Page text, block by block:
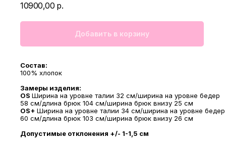
10900,00 р.
Добавить в корзину
Состав:
100% хлопок
Замеры изделия:
OS Ширина на уровне талии 32 см/ширина на уровне бедер
58 см/длина брюк 104 см/ширина брюк внизу 25 см
OS+ Ширина на уровне талии 34 см/ширина на уровне бедер
60 см/длина брюк 103 см/ширина брюк внизу 26 см
Допустимые отклонения +/- 1-1,5 см